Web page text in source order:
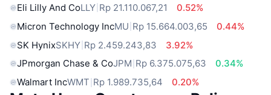
Eli Lilly And CoLLY Rp 21.110.067,21
0.52%
Micron Technology IncMU Rp 15.664.003,65
0.44%
SK HynixSKHY Rp 2.459.243,83
3.92%
JPmorgan Chase & CoJPM Rp 6.375.075,63
0.34%
Walmart IncWMT Rp 1.989.735,64 0.20%